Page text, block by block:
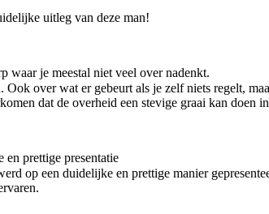
uitleg van deze man!
waar je meestal niet veel over nadenkt.
over wat er gebeurt als je zelf niets regelt,
dat de overheid een stevige graai kan doen
prettige presentatie
op een duidelijke en prettige manier